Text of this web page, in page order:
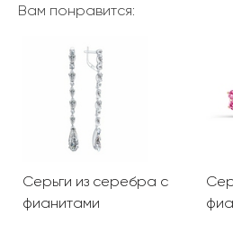
Вам понравится:
Серьги из серебра с
фианитами